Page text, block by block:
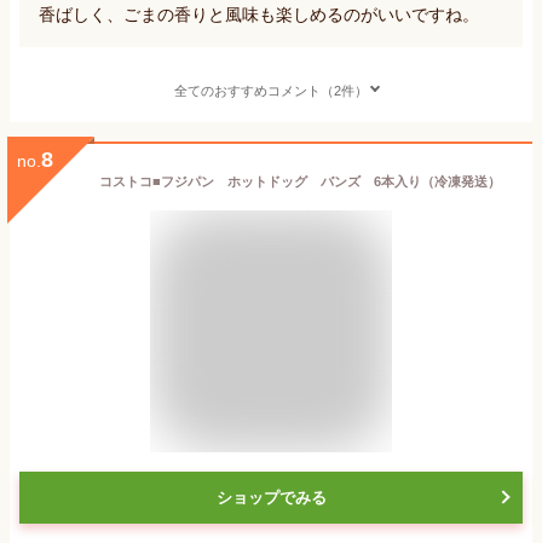
香ばしく、ごまの香りと風味も楽しめるのがいいですね。
全てのおすすめコメント（2件）
no. 8
コストコ■フジパン ホットドッグ バンズ 6本入り（冷凍発送）
ショップでみる